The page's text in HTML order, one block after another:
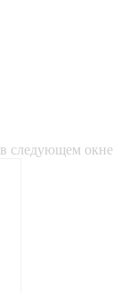
в следующем окне